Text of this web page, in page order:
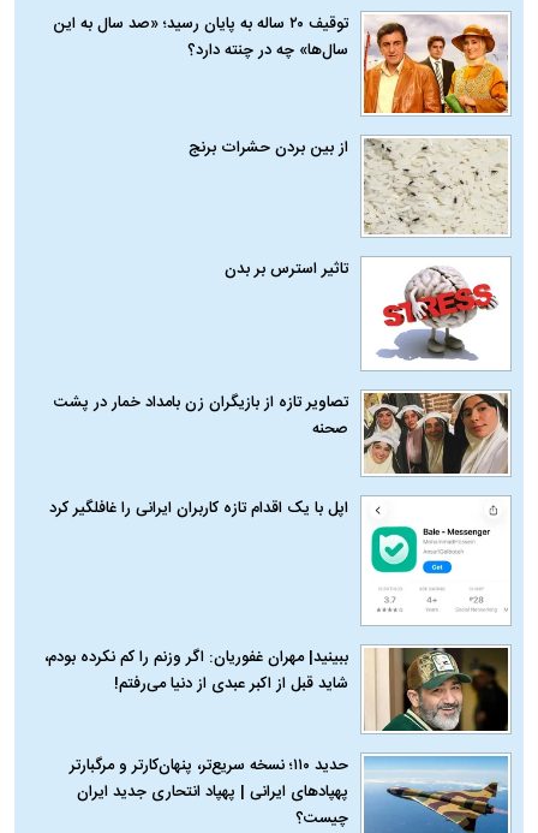
توقیف ۲۰ ساله به پایان رسید؛ «صد سال به این
سال‌ها» چه در چنته دارد؟
از بین بردن حشرات برنج
تاثیر استرس بر بدن
تصاویر تازه از بازیگران زن بامداد خمار در پشت
صحنه
اپل با یک اقدام تازه کاربران ایرانی را غافلگیر کرد
ببینید| مهران غفوریان: اگر وزنم را کم نکرده بودم،
شاید قبل از اکبر عبدی از دنیا می‌رفتم!
حدید ۱۱۰؛ نسخه سریع‌تر، پنهان‌کارتر و مرگبارتر
پهپادهای ایرانی | پهپاد انتحاری جدید ایران
چیست؟